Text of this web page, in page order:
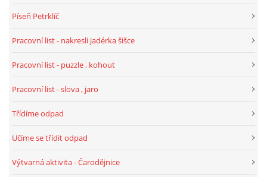
PÍSNĚ K TÉMATU LÉTO
POHYBOVÉ AKTIVITY NA TÉMA LÉTO
Píseň Petrklíč
Pracovní list - nakresli jadérka šišce
Pracovní list - puzzle , kohout
Pracovní list - slova , jaro
Třídíme odpad
Učíme se třídit odpad
Výtvarná aktivita - Čarodějnice